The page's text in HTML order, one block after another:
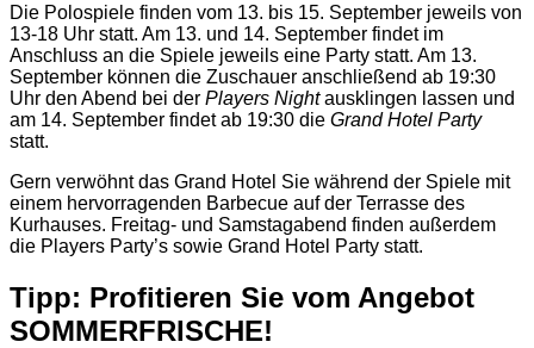
Die Polospiele finden vom 13. bis 15. September jeweils von
13-18 Uhr statt. Am 13. und 14. September findet im
Anschluss an die Spiele jeweils eine Party statt. Am 13.
September können die Zuschauer anschließend ab 19:30
Uhr den Abend bei der Players Nightausklingen lassen und
am 14. September findet ab 19:30 die Grand Hotel Party
statt.
Gern verwöhnt das Grand Hotel Sie während der Spiele mit
einem hervorragenden Barbecue auf der Terrasse des
Kurhauses. Freitag- und Samstagabend finden außerdem
die Players Party’s sowie Grand Hotel Party statt.
Tipp: Profitieren Sie vom Angebot
SOMMERFRISCHE!